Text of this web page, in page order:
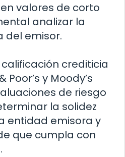
valores de corto
analizar la
del emisor.
crediticia
y Moody’s
de riesgo
la solidez
entidad emisora y
que cumpla con